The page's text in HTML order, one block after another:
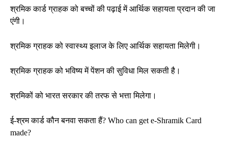
श्रमिक कार्ड ग्राहक को बच्चों की पढ़ाई में आर्थिक सहायता प्रदान की जा
एंगी।
श्रमिक ग्राहक को स्वास्थ्य इलाज के लिए आर्थिक सहायता मिलेगी।
श्रमिक ग्राहक को भविष्य में पेंशन की सुविधा मिल सकती है।
श्रमिकों को भारत सरकार की तरफ से भत्ता मिलेगा।
ई-श्रम कार्ड कौन बनवा सकता हैं? Who can get e-Shramik Card
made?